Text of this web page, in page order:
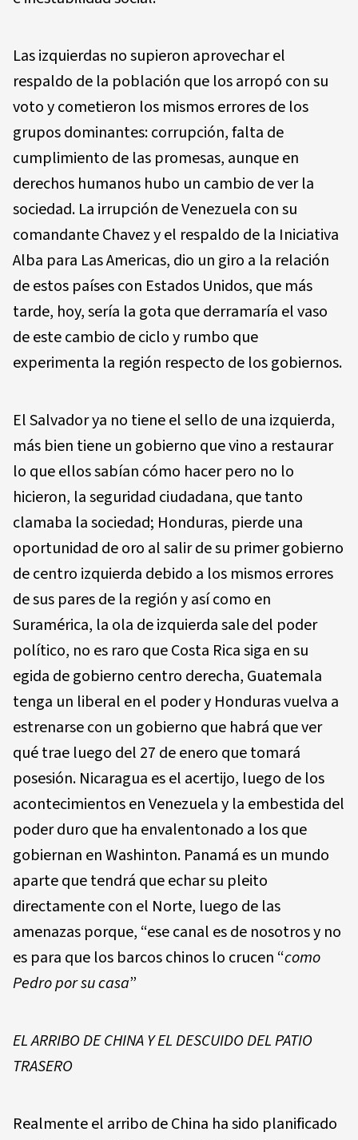
Las izquierdas no supieron aprovechar el
respaldo de la población que los arropó con su
voto y cometieron los mismos errores de los
grupos dominantes: corrupción, falta de
cumplimiento de las promesas, aunque en
derechos humanos hubo un cambio de ver la
sociedad. La irrupción de Venezuela con su
comandante Chavez y el respaldo de la Iniciativa
Alba para Las Americas, dio un giro a la relación
de estos países con Estados Unidos, que más
tarde, hoy, sería la gota que derramaría el vaso
de este cambio de ciclo y rumbo que
experimenta la región respecto de los gobiernos.
El Salvador ya no tiene el sello de una izquierda,
más bien tiene un gobierno que vino a restaurar
lo que ellos sabían cómo hacer pero no lo
hicieron, la seguridad ciudadana, que tanto
clamaba la sociedad; Honduras, pierde una
oportunidad de oro al salir de su primer gobierno
de centro izquierda debido a los mismos errores
de sus pares de la región y así como en
Suramérica, la ola de izquierda sale del poder
político, no es raro que Costa Rica siga en su
egida de gobierno centro derecha, Guatemala
tenga un liberal en el poder y Honduras vuelva a
estrenarse con un gobierno que habrá que ver
qué trae luego del 27 de enero que tomará
posesión. Nicaragua es el acertijo, luego de los
acontecimientos en Venezuela y la embestida del
poder duro que ha envalentonado a los que
gobiernan en Washinton. Panamá es un mundo
aparte que tendrá que echar su pleito
directamente con el Norte, luego de las
amenazas porque, “ese canal es de nosotros y no
es para que los barcos chinos lo crucen “como
Pedro por su casa”
EL ARRIBO DE CHINA Y EL DESCUIDO DEL PATIO
TRASERO
Realmente el arribo de China ha sido planificado